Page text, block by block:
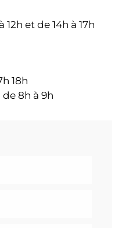
et de 14h à 17h
18h
8h à 9h